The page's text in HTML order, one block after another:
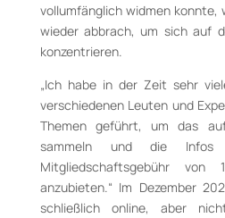
vollumfänglich widmen konnte,
wieder abbrach, um sich auf
konzentrieren.
„Ich habe in der Zeit sehr
verschiedenen Leuten und
Themen geführt, um das
sammeln und die
Mitgliedschaftsgebühr
anzubieten.“ Im Dezember
schließlich online, aber